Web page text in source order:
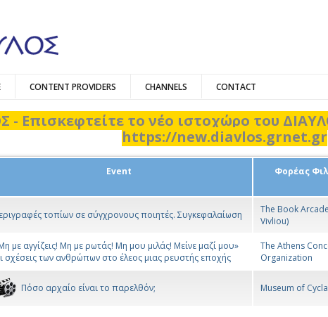
CONTENT PROVIDERS CHANNELS CONTACT
- Επισκεφτείτε το νέο ιστοχώρο του
https://new.diavlos.grnet.gr
Event Φορέας
τοπίων σε σύγχρονους ποιητές. Συγκεφαλαίωση
The Book
Vivliou)
με αγγίζεις! Μη με ρωτάς! Μη μου μιλάς! Μείνε μαζί μου»
σχέσεις των ανθρώπων στο έλεος μιας ρευστής εποχής
The Athens
Organization
Πόσο αρχαίο είναι το παρελθόν; Museum of